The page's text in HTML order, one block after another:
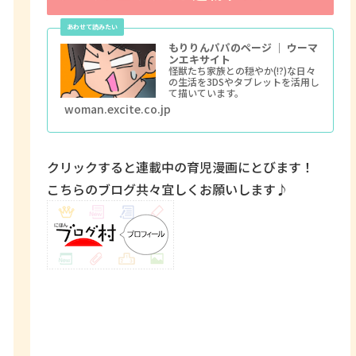
もりりんパパのページ ｜ ウーマ
ンエキサイト
怪獣たち家族との穏やか(!?)な日々
の生活を3DSやタブレットを活用し
て描いています。
woman.excite.co.jp
クリックすると連載中の育児漫画にとびます！
こちらのブログ共々宜しくお願いします♪